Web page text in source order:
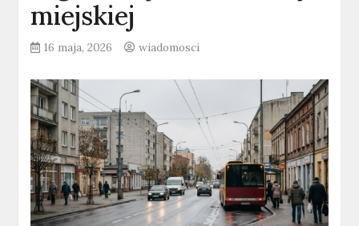
miejskiej
16 maja, 2026 wiadomosci